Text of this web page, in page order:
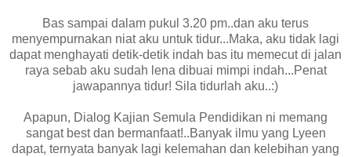
Bas sampai dalam pukul 3.20 pm..dan aku terus
menyempurnakan niat aku untuk tidur...Maka, aku tidak lagi
dapat menghayati detik-detik indah bas itu memecut di jalan
raya sebab aku sudah lena dibuai mimpi indah...Penat
jawapannya tidur! Sila tidurlah aku..:)
Apapun, Dialog Kajian Semula Pendidikan ni memang
sangat best dan bermanfaat!..Banyak ilmu yang Lyeen
dapat, ternyata banyak lagi kelemahan dan kelebihan yang